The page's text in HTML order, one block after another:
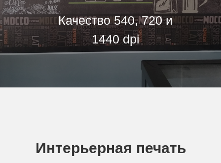
Качество 540, 720 и
1440 dpi
Интерьерная печать